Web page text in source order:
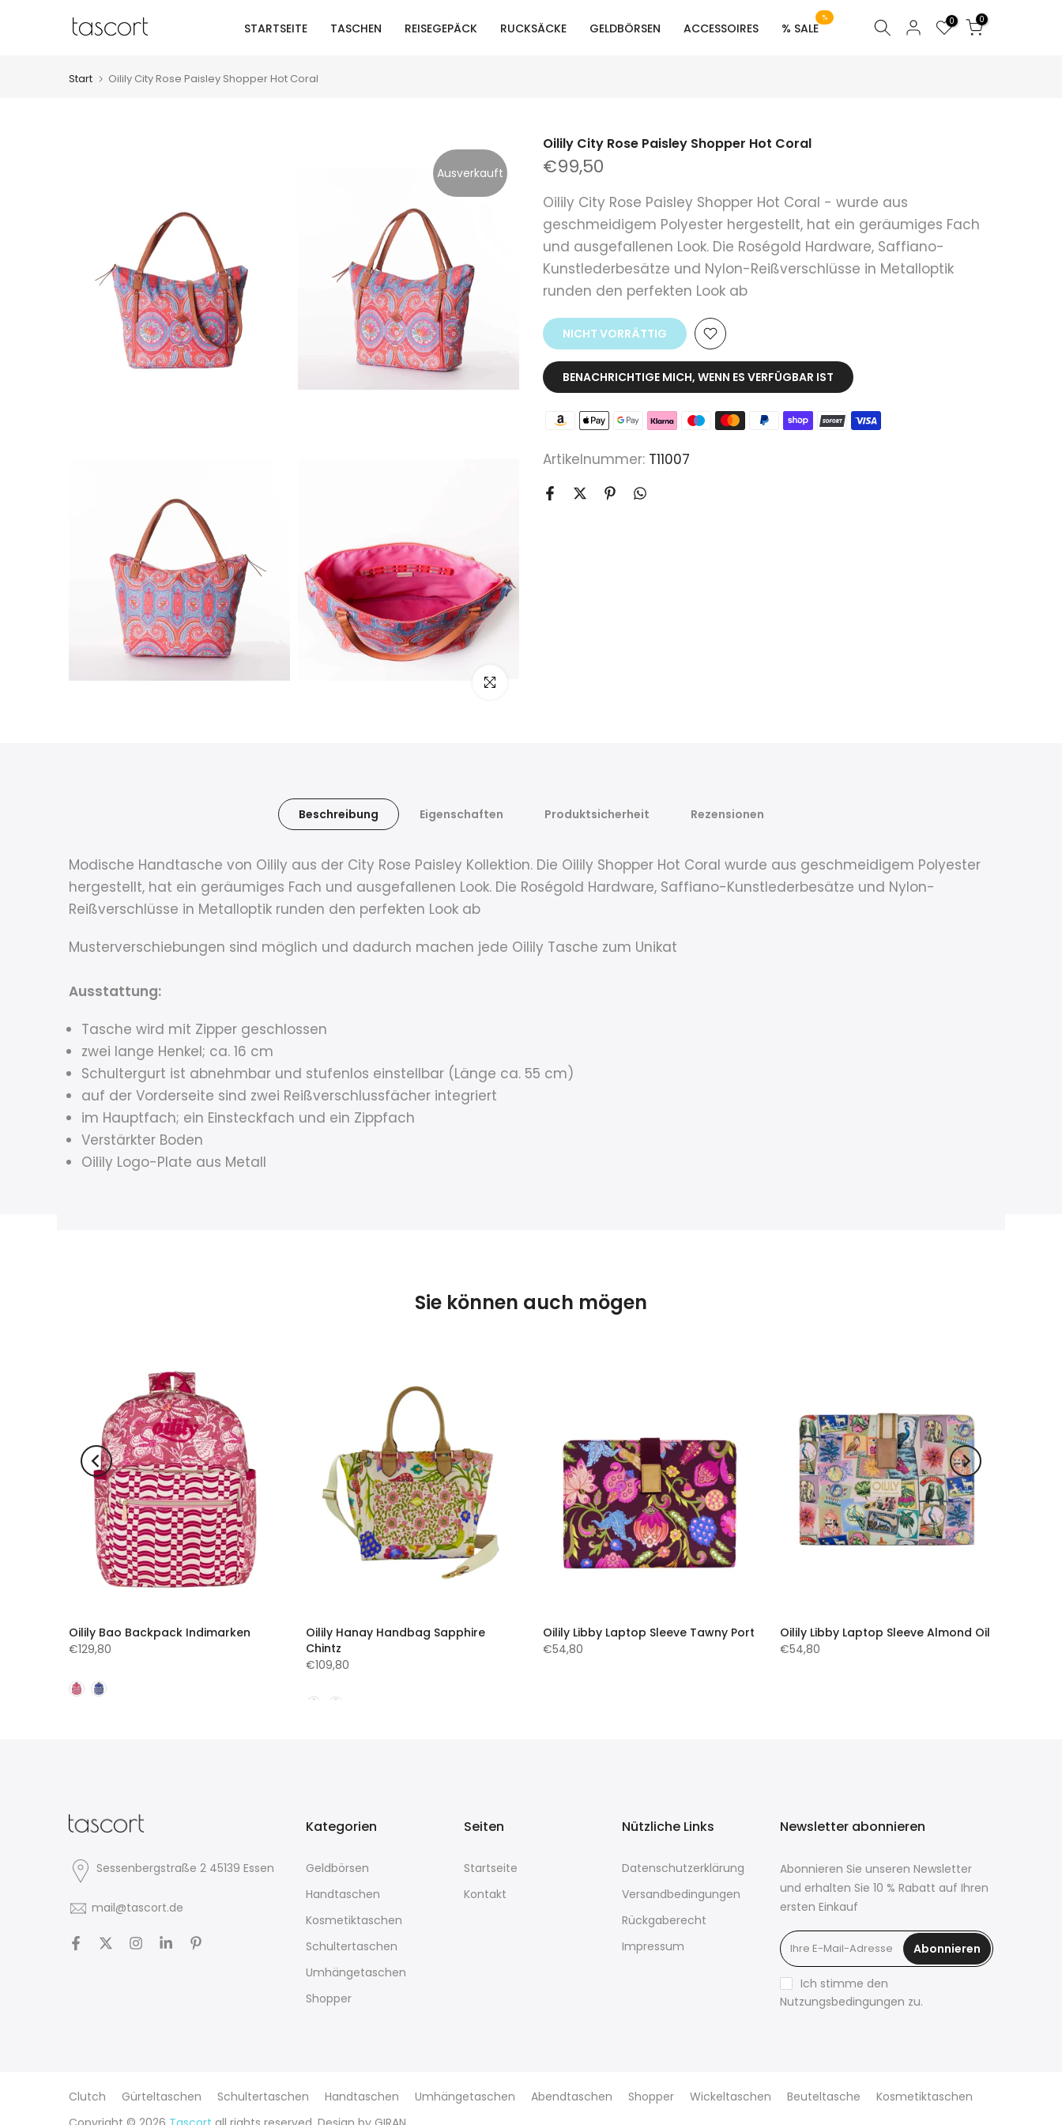
STARTSEITE TASCHEN REISEGEPÄCK RUCKSÄCKE GELDBÖRSEN ACCESSOIRES % SALE
% 0 0
Start Oilily City Rose Paisley Shopper Hot Coral
Ausverkauft
klicken um zu vergrößern
Oilily City Rose Paisley Shopper Hot Coral
€99,50
Oilily City Rose Paisley Shopper Hot Coral - wurde aus
geschmeidigem Polyester hergestellt, hat ein geräumiges Fach
und ausgefallenen Look. Die Roségold Hardware, Saffiano-
Kunstlederbesätze und Nylon-Reißverschlüsse in Metalloptik
runden den perfekten Look ab
NICHT VORRÄTTIG
BENACHRICHTIGE MICH, WENN ES VERFÜGBAR IST
Artikelnummer: T11007
Beschreibung Eigenschaften Produktsicherheit Rezensionen
Modische Handtasche von Oilily aus der City Rose Paisley Kollektion. Die Oilily Shopper Hot Coral wurde aus geschmeidigem Polyester
hergestellt, hat ein geräumiges Fach und ausgefallenen Look. Die Roségold Hardware, Saffiano-Kunstlederbesätze und Nylon-
Reißverschlüsse in Metalloptik runden den perfekten Look ab
Musterverschiebungen sind möglich und dadurch machen jede Oilily Tasche zum Unikat
Ausstattung:
Tasche wird mit Zipper geschlossen
zwei lange Henkel; ca. 16 cm
Schultergurt ist abnehmbar und stufenlos einstellbar (Länge ca. 55 cm)
auf der Vorderseite sind zwei Reißverschlussfächer integriert
im Hauptfach; ein Einsteckfach und ein Zippfach
Verstärkter Boden
Oilily Logo-Plate aus Metall
Sie können auch mögen
Oilily Bao Backpack Indimarken
€129,80
Oilily Hanay Handbag Sapphire
Chintz
€109,80
Oilily Libby Laptop Sleeve Tawny Port
€54,80
Oilily Libby Laptop Sleeve Almond Oil
€54,80
Sessenbergstraße 2 45139 Essen
mail@tascort.de
Kategorien
Geldbörsen
Handtaschen
Kosmetiktaschen
Schultertaschen
Umhängetaschen
Shopper
Seiten
Startseite
Kontakt
Nützliche Links
Datenschutzerklärung
Versandbedingungen
Rückgaberecht
Impressum
Newsletter abonnieren
Abonnieren Sie unseren Newsletter
und erhalten Sie 10 % Rabatt auf Ihren
ersten Einkauf
Abonnieren
Ich stimme den
Nutzungsbedingungen zu.
Clutch Gürteltaschen Schultertaschen Handtaschen Umhängetaschen Abendtaschen Shopper Wickeltaschen Beuteltasche
Kosmetiktaschen